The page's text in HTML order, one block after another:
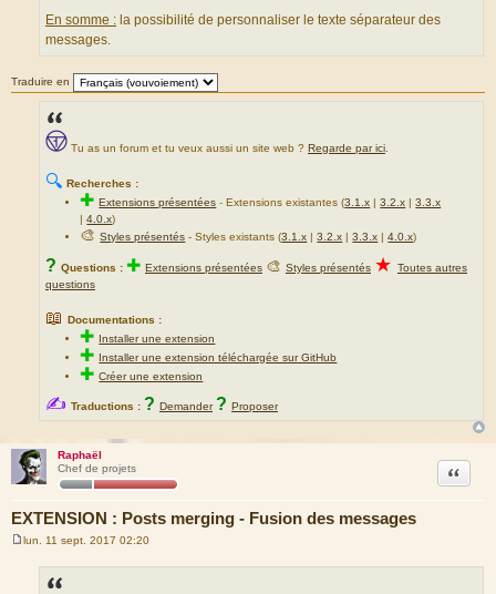
En somme : la possibilité de personnaliser le texte séparateur des
messages.
Traduire en
Tu as un forum et tu veux aussi un site web ? Regarde par ici.
🔍 Recherches :
✚Extensions présentées - Extensions existantes (3.1.x |3.2.x |3.3.x
|4.0.x)
🎨Styles présentés - Styles existants (3.1.x |3.2.x |3.3.x |4.0.x)
? Questions : ✚ Extensions présentées 🎨 Styles présentés ★ Toutes autres
questions
📖 Documentations :
✚ Installer une extension
✚ Installer une extension téléchargée sur GitHub
✚Créer une extension
✍ Traductions : ? Demander ? Proposer
Raphaël
Chef de projets
EXTENSION : Posts merging - Fusion des messages
Citation
lun. 11 sept. 2017 02:20